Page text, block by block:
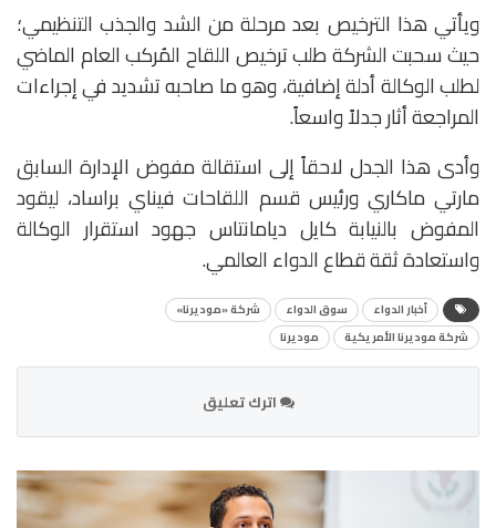
ويأتي هذا الترخيص بعد مرحلة من الشد والجذب التنظيمي؛
حيث سحبت الشركة طلب ترخيص اللقاح المُركب العام الماضي
لطلب الوكالة أدلة إضافية، وهو ما صاحبه تشديد في إجراءات
المراجعة أثار جدلاً واسعاً.
وأدى هذا الجدل لاحقاً إلى استقالة مفوض الإدارة السابق
مارتي ماكاري ورئيس قسم اللقاحات فيناي براساد، ليقود
المفوض بالنيابة كايل ديامانتاس جهود استقرار الوكالة
واستعادة ثقة قطاع الدواء العالمي.
أخبار الدواء سوق الدواء
شركة «موديرنا»
شركة موديرنا الأمريكية
موديرنا
اترك تعليق